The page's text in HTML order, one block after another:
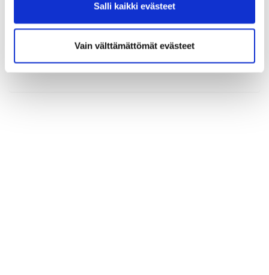
Salli kaikki evästeet
Vain välttämättömät evästeet
Olen lukenuttietosuojaselosteen
henkilötietojeni käsittelyn (*)
(*) Tieto on pakollinen